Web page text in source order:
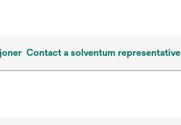
Contact a solventum representative